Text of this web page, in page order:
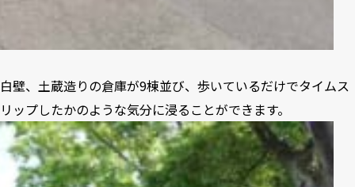
白壁、土蔵造りの倉庫が9棟並び、歩いているだけでタイムス
リップしたかのような気分に浸ることができます。